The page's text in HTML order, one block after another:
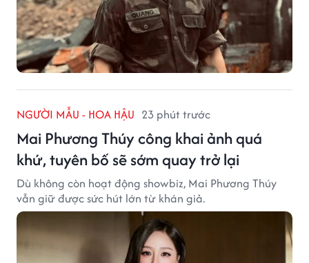
NGƯỜI MẪU - HOA HẬU 23 phút trước
Mai Phương Thúy công khai ảnh quá
khứ, tuyên bố sẽ sớm quay trở lại
Dù không còn hoạt động showbiz, Mai Phương Thúy
vẫn giữ được sức hút lớn từ khán giả.